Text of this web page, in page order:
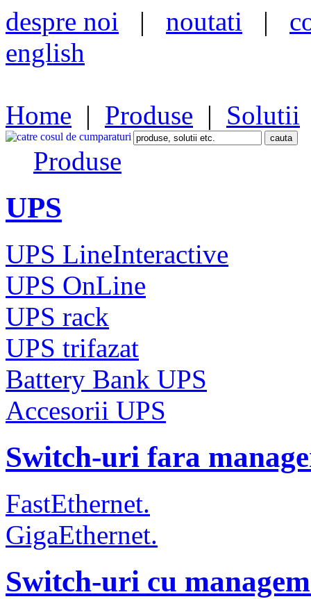
despre noi | noutati |
english
Home | Produse | Solutii
Produse
UPS
UPS LineInteractive
UPS OnLine
UPS rack
UPS trifazat
Battery Bank UPS
Accesorii UPS
Switch-uri fara
FastEthernet.
GigaEthernet.
Switch-uri cu